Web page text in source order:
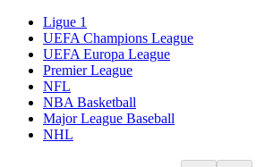
Ligue 1
UEFA Champions League
UEFA Europa League
Premier League
NFL
NBA Basketball
Major League Baseball
NHL